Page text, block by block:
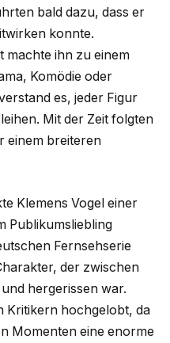
bald dazu, dass er
konnte.
machte ihn zu einem
Komödie oder
es, jeder Figur
Mit der Zeit folgten
einem breiteren
Klemens Vogel einer
Publikumsliebling
Fernsehserie
der zwischen
hergerissen war.
Kritikern hochgelobt, da
Momenten eine enorme